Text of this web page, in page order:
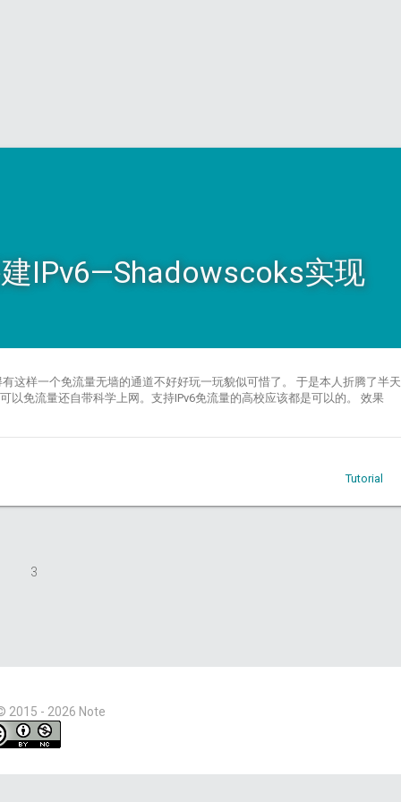
IPv6—Shadowscoks实现
这样一个免流量无墙的通道不好好玩一玩貌似可惜了。 于是本人折腾了半天
以免流量还自带科学上网。支持IPv6免流量的高校应该都是可以的。 效果
Tutorial
3
2015 - 2026 Note